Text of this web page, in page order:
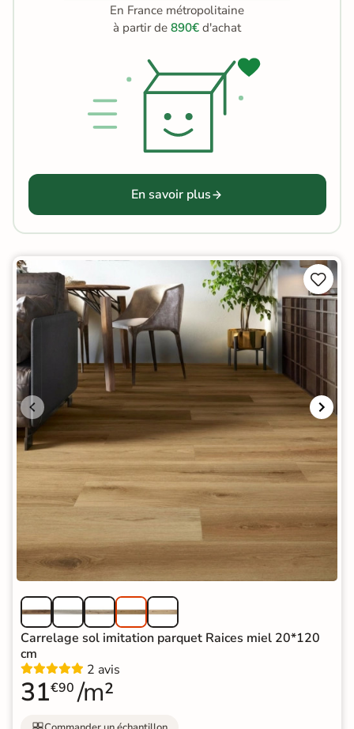
En France métropolitaine
à partir de 890€ d'achat
En savoir plus


Carrelage sol imitation parquet Raices miel 20*120
cm
2 avis
31€90 /m²